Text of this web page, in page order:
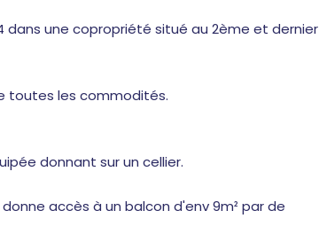
une copropriété situé au 2ème et dernier
toutes les commodités.
donnant sur un cellier.
accès à un balcon d'env 9m² par de